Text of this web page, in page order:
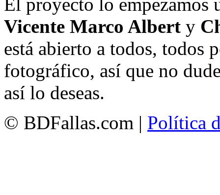
Vicente Marco Albert y
está abierto a todos, todos
fotográfico, así que no
así lo deseas.
© BDFallas.com | Política